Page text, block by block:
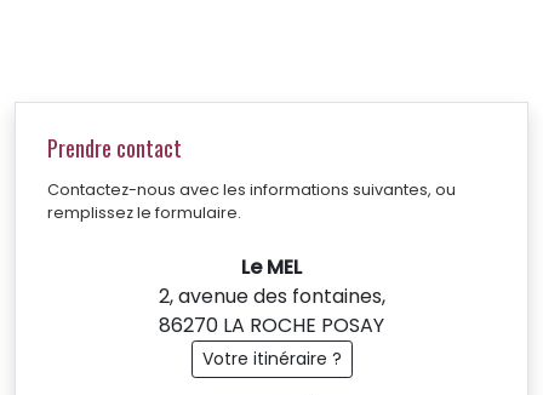
Prendre contact
Contactez-nous avec les informations suivantes, ou
remplissez le formulaire.
Le MEL
2, avenue des fontaines,
86270 LA ROCHE POSAY
Votre itinéraire ?